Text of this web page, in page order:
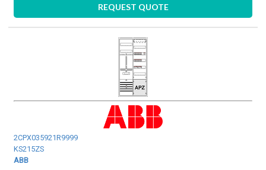
REQUEST QUOTE
2CPX035921R9999
KS215ZS
ABB